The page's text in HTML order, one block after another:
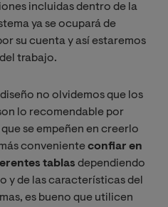
incluidas dentro de la
ya se ocupará de
su cuenta y así estaremos
trabajo.
no olvidemos que los
lo recomendable por
se empeñen en creerlo
convenienteconfiar en
tablas dependiendo
y de las características del
es bueno que utilicen